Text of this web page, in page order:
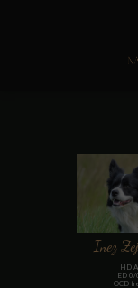
HD A
ED 0/
OCD
Inez